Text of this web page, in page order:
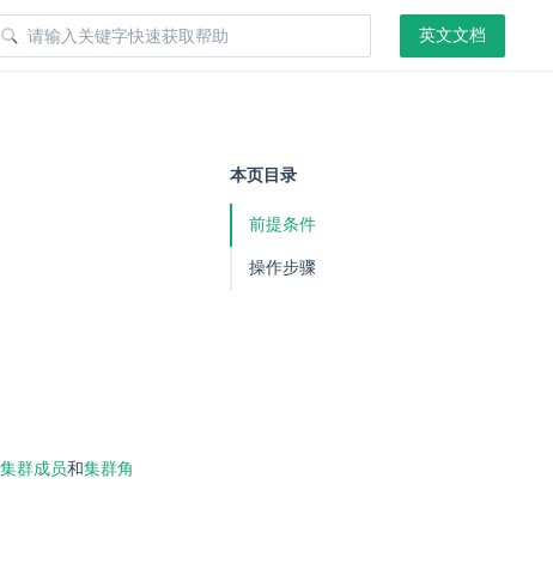
英文文档
集群成员和集群角
本页目录
前提条件
操作步骤